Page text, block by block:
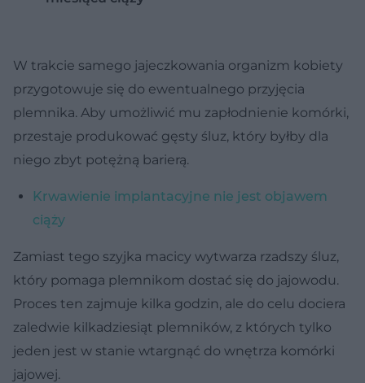
W trakcie samego jajeczkowania organizm kobiety
przygotowuje się do ewentualnego przyjęcia
plemnika. Aby umożliwić mu zapłodnienie komórki,
przestaje produkować gęsty śluz, który byłby dla
niego zbyt potężną barierą.
Krwawienie implantacyjne nie jest objawem
ciąży
Zamiast tego szyjka macicy wytwarza rzadszy śluz,
który pomaga plemnikom dostać się do jajowodu.
Proces ten zajmuje kilka godzin, ale do celu dociera
zaledwie kilkadziesiąt plemników, z których tylko
jeden jest w stanie wtargnąć do wnętrza komórki
jajowej.